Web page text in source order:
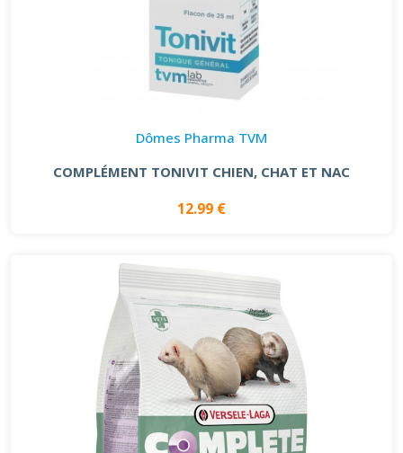
Dômes Pharma TVM
COMPLÉMENT TONIVIT CHIEN, CHAT ET NAC
12.99 €